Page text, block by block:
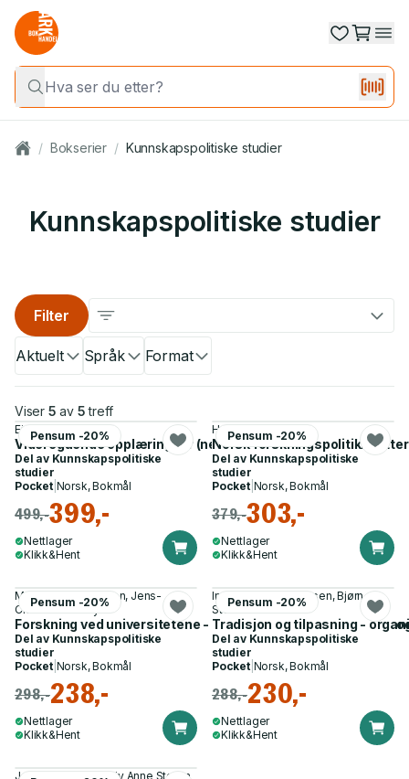
/ Bokserier / Kunnskapspolitiske studier
Kunnskapspolitiske studier
Aktuelt Språk Format
Filter
Viser 5 av 5 treff
Pensum -20%
Eifred Markussen
Videregående opplæring for (nesten) alle
Del av Kunnskapspolitiske
studier
Pocket| Norsk, Bokmål
499,-399,-
Nettlager
Klikk&Hent
Pensum -20%
Hans Skoie
Norsk forskningspolitikk i
Del av Kunnskapspolitiske
studier
Pocket| Norsk, Bokmål
379,-303,-
Nettlager
Klikk&Hent
Pensum -20%
Magnus Gulbrandsen, Jens-
Christian Smeby
Forskning ved universitetene - rammebetingelser, relevans
Del av Kunnskapspolitiske
studier
Pocket| Norsk, Bokmål
298,-238,-
Nettlager
Klikk&Hent
Pensum -20%
Ingvild Marheim Larsen, Bjørn
Stensaker
Tradisjon og tilpasning -
Del av Kunnskapspolitiske
studier
Pocket| Norsk, Bokmål
288,-230,-
Nettlager
Klikk&Hent
Jens B. Grøgaard, Liv Anne Støren